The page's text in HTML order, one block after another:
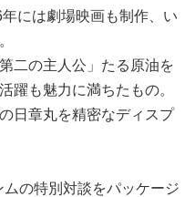
には劇場映画も制作、い
二の主人公」たる原油を
躍も魅力に満ちたもの。
日章丸を精密なディスプ
の特別対談をパッケージ